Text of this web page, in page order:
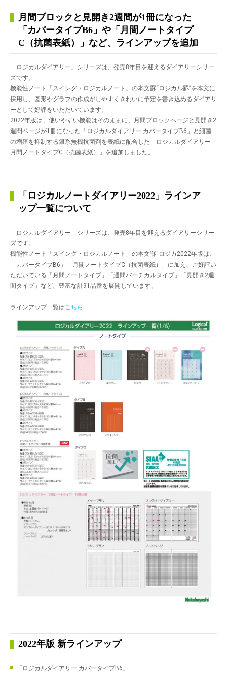
月間ブロックと見開き2週間が1冊になった
「カバータイプB6」や「月間ノートタイプ
C（抗菌表紙）」など、ラインアップを追加
「ロジカルダイアリー」シリーズは、発売8年目を迎えるダイアリーシリー
ズです。
機能性ノート「スイング・ロジカルノート」の本文罫“ロジカル罫”を本文に
採用し、図形やグラフの作成がしやすくきれいに予定を書き込めるダイアリ
ーとして好評をいただいています。
2022年版は、使いやすい機能はそのままに、月間ブロックページと見開き2
週間ページが1冊になった「ロジカルダイアリー カバータイプB6」と細菌
の増殖を抑制する銀系無機抗菌剤を表紙に配合した「ロジカルダイアリー
月間ノートタイプC（抗菌表紙）」を追加しました。
「ロジカルノートダイアリー2022」ラインア
ップ一覧について
「ロジカルダイアリー」シリーズは、発売8年目を迎えるダイアリーシリー
ズです。
機能性ノート「スイング・ロジカルノート」の本文罫“ロジカ2022年版は、
「カバータイプB6」「月間ノートタイプC（抗菌表紙）」に加え、ご好評い
ただいている「月間ノートタイプ」「週間バーチカルタイプ」「見開き2週
間タイプ」など、豊富な計91品番を展開しています。
ラインアップ一覧はこちら
2022年版 新ラインアップ
「ロジカルダイアリー カバータイプB6」